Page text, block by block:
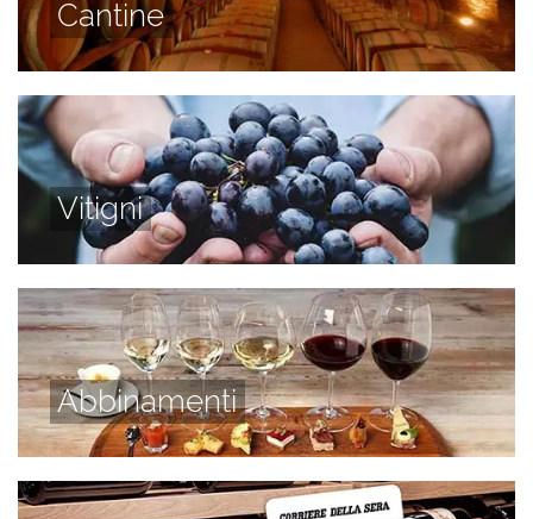
Cantine
Vitigni
Abbinamenti